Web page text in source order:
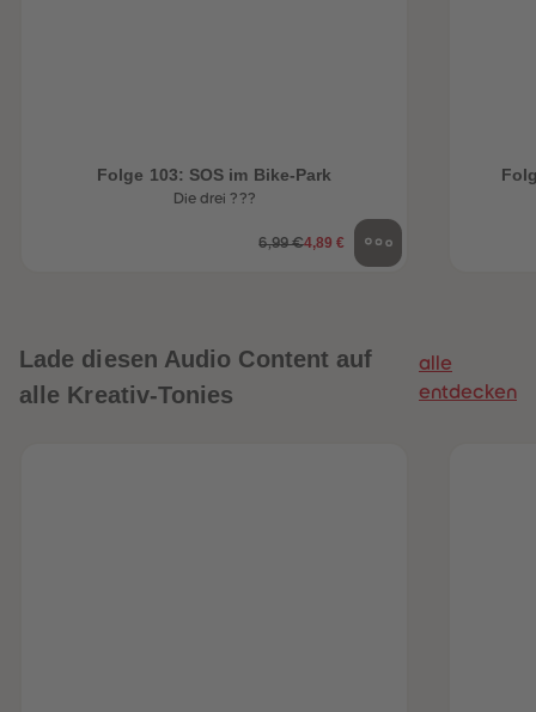
Folge 103: SOS im Bike-Park
Die drei ???
6,99 €4,89 €
Lade diesen Audio Content auf
alle Kreativ-Tonies
alle
entdecken